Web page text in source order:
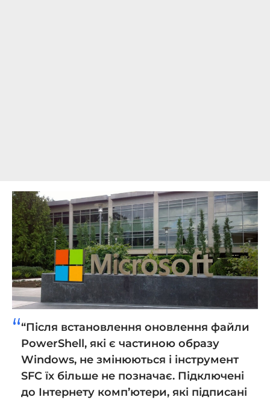
“Після встановлення оновлення файли
PowerShell, які є частиною образу
Windows, не змінюються і інструмент
SFC їх більше не позначає. Підключені
до Інтернету комп’ютери, які підписані